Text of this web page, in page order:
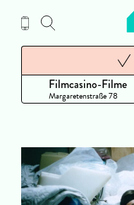
Inhalt
Filmcasino-Filme
Margaretenstraße 78